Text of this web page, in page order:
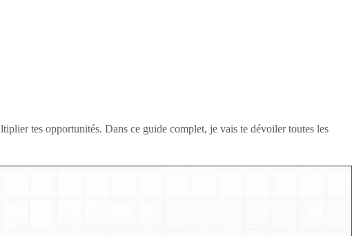
tes opportunités. Dans ce guide complet, je vais te dévoiler toutes les